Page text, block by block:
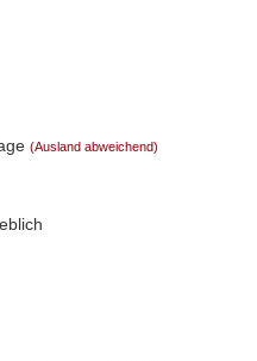
(Ausland abweichend)